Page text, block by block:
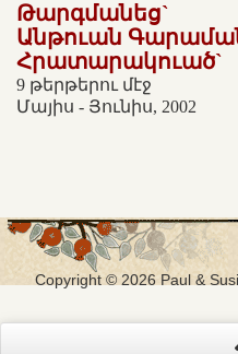
Թարգմանեց`
Անթուան
Հրատարակուած`
9 թերթերու մէջ
Մայիս - Յունիս, 2002
Copyright © 2026 Paul &